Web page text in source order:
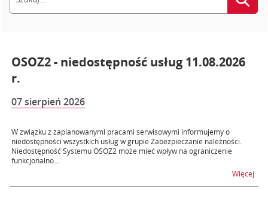
OSOZ2 - niedostępność usług 11.08.2026
r.
07 sierpień 2026
W związku z zaplanowanymi pracami serwisowymi informujemy o
niedostępności wszystkich usług w grupie Zabezpieczanie należności.
Niedostępność Systemu OSOZ2 może mieć wpływ na ograniczenie
funkcjonalno...
Więcej